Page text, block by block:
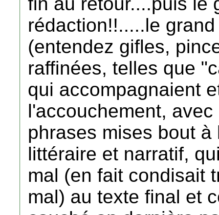
rédaction!!.....le
(entendez gifles,
raffinées, telles que
qui accompagnaient
l'accouchement,
phrases mises bout
littéraire et narratif,
mal (en fait condisait
mal) au texte final et